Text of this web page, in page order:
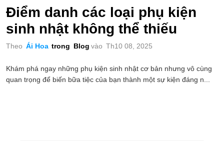
Điểm danh các loại phụ kiện
sinh nhật không thể thiếu
Theo Ái Hoa trong Blog vào Th10 08, 2025
Khám phá ngay những phụ kiện sinh nhật cơ bản nhưng vô cùng
quan trọng để biến bữa tiệc của bạn thành một sự kiện đáng n...